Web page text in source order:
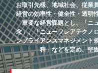
お取引先様、地域社会、従業
経営の効率性・健全性・透明
重要な経営課題とし、「ニ
念」、「ニューフレアテクノ
ンプライアンスマネジメント
程」などを定め、堅